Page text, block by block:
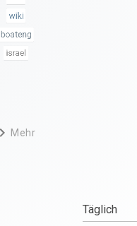
Mehr
boateng
wiki
israel